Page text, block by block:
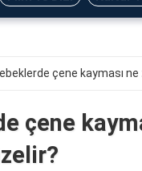
çene kayması
çene